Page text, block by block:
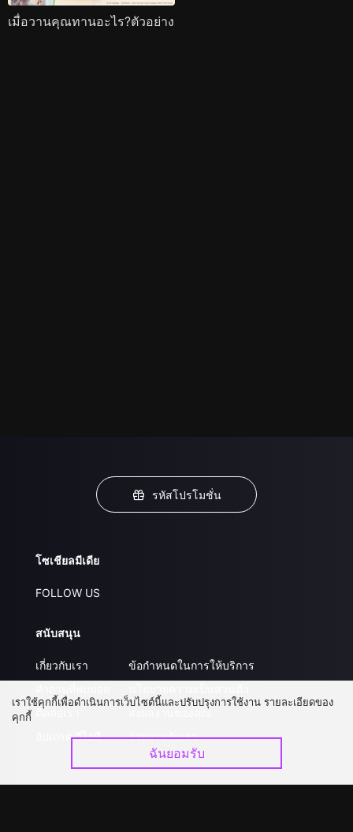
เมื่อวานคุณทานอะไร?ตัวอย่าง
รหัสโปรโมชั่น
โซเชียลมีเดีย
FOLLOW US
สนับสนุน
เกี่ยวกับเรา
ติดต่อเรา
อัปเกรด วีไอพี
ข้อกำหนดในการให้บริการ
ส่งผลงานของคุณ
ร่วมงานกับเรา
เราใช้คุกกี้เพื่อดำเนินการเว็บไซต์นี้และปรับปรุงการใช้งาน รายละเอียดของ
คุกกี้
ฉันยอมรับ